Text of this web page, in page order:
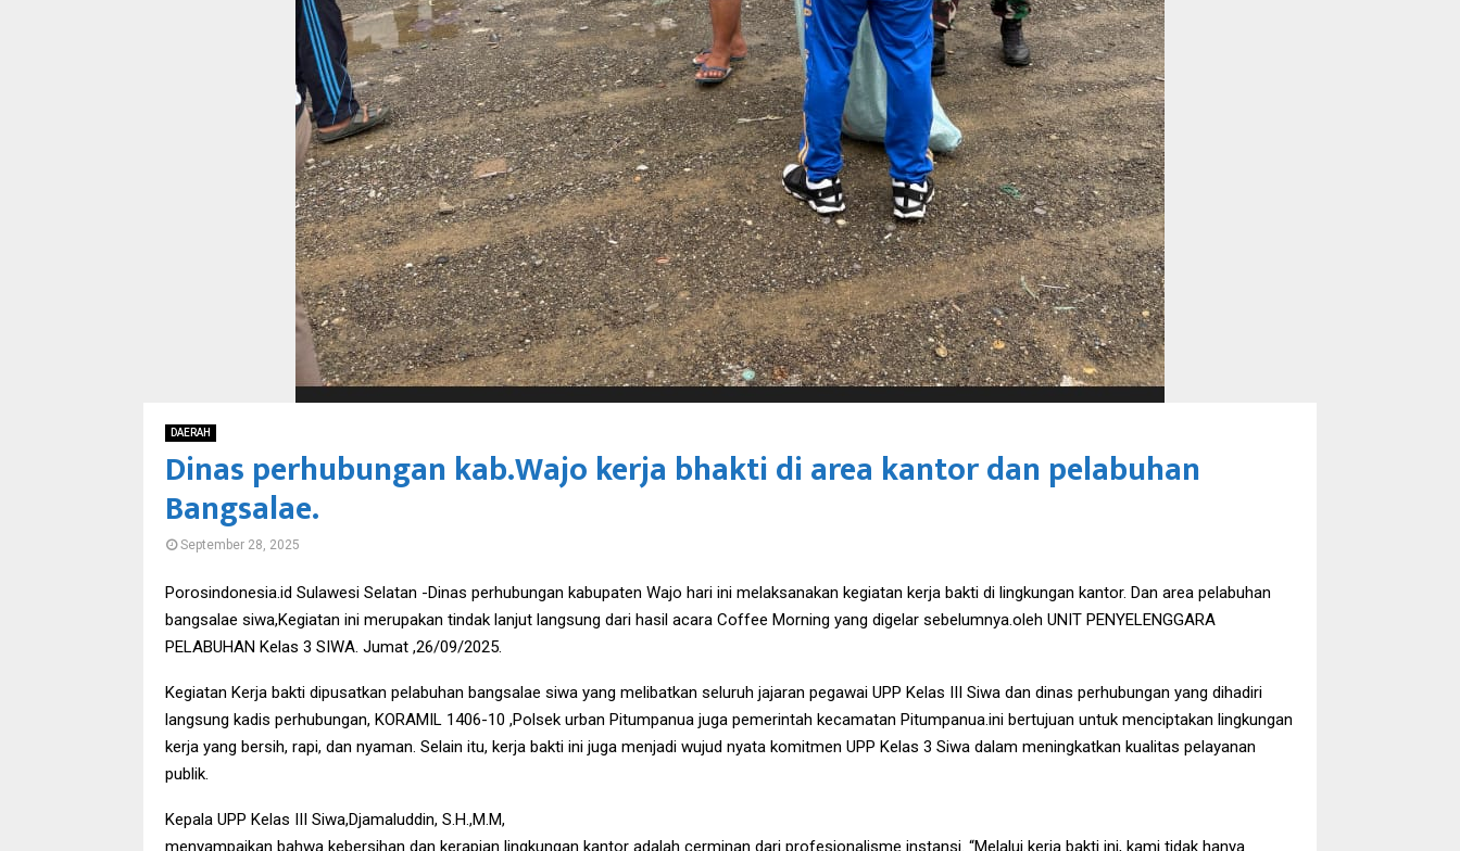
DAERAH
Dinas perhubungan kab.Wajo kerja bhakti di area kantor dan pelabuhan
Bangsalae.
September 28, 2025
Porosindonesia.id Sulawesi Selatan -Dinas perhubungan kabupaten Wajo hari ini melaksanakan kegiatan kerja bakti di lingkungan kantor. Dan area pelabuhan
bangsalae siwa,Kegiatan ini merupakan tindak lanjut langsung dari hasil acara Coffee Morning yang digelar sebelumnya.oleh UNIT PENYELENGGARA
PELABUHAN Kelas 3 SIWA. Jumat ,26/09/2025.
Kegiatan Kerja bakti dipusatkan pelabuhan bangsalae siwa yang melibatkan seluruh jajaran pegawai UPP Kelas III Siwa dan dinas perhubungan yang dihadiri
langsung kadis perhubungan, KORAMIL 1406-10 ,Polsek urban Pitumpanua juga pemerintah kecamatan Pitumpanua.ini bertujuan untuk menciptakan lingkungan
kerja yang bersih, rapi, dan nyaman. Selain itu, kerja bakti ini juga menjadi wujud nyata komitmen UPP Kelas 3 Siwa dalam meningkatkan kualitas pelayanan
publik.
Kepala UPP Kelas III Siwa,Djamaluddin, S.H.,M.M,
menyampaikan bahwa kebersihan dan kerapian lingkungan kantor adalah cerminan dari profesionalisme instansi. “Melalui kerja bakti ini, kami tidak hanya